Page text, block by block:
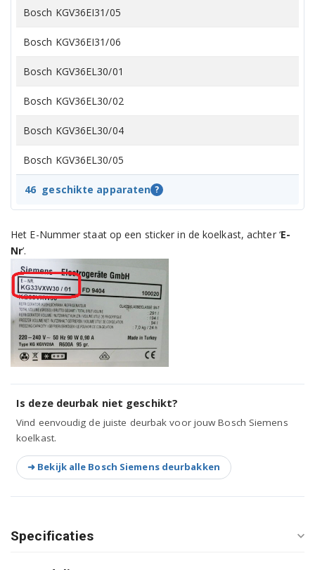
Bosch KGV36EI31/05
Bosch KGV36EI31/06
Bosch KGV36EL30/01
Bosch KGV36EL30/02
Bosch KGV36EL30/04
Bosch KGV36EL30/05
Bosch KGV36EL30/06
Bosch KGV36EL30/08
Bosch KGV36EL30/09
Bosch KGV36EL30/10
Bosch KGV36ELEP/02
Bosch KGV36EW31/03
Bosch KGV36EW31/04
Bosch KGV36EW31/05
Bosch KGV36EW32/01
Bosch KGV36EW32/05
46 geschikte apparaten ?
Het E-Nummer staat op een sticker in de koelkast, achter ‘E-
Nr’.
Is deze deurbak niet geschikt?
Vind eenvoudig de juiste deurbak voor jouw Bosch Siemens
koelkast.
➜ Bekijk alle Bosch Siemens deurbakken
Specificaties